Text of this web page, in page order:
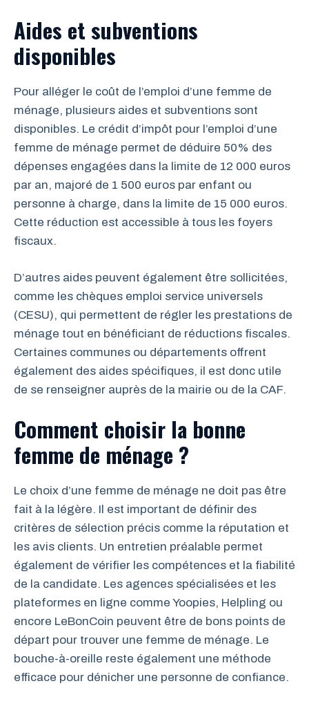
Aides et subventions
disponibles
Pour alléger le coût de l’emploi d’une femme de
ménage, plusieurs aides et subventions sont
disponibles. Le crédit d’impôt pour l’emploi d’une
femme de ménage permet de déduire 50% des
dépenses engagées dans la limite de 12 000 euros
par an, majoré de 1 500 euros par enfant ou
personne à charge, dans la limite de 15 000 euros.
Cette réduction est accessible à tous les foyers
fiscaux.
D’autres aides peuvent également être sollicitées,
comme les chèques emploi service universels
(CESU), qui permettent de régler les prestations de
ménage tout en bénéficiant de réductions fiscales.
Certaines communes ou départements offrent
également des aides spécifiques, il est donc utile
de se renseigner auprès de la mairie ou de la CAF.
Comment choisir la bonne
femme de ménage ?
Le choix d’une femme de ménage ne doit pas être
fait à la légère. Il est important de définir des
critères de sélection précis comme la réputation et
les avis clients. Un entretien préalable permet
également de vérifier les compétences et la fiabilité
de la candidate. Les agences spécialisées et les
plateformes en ligne comme Yoopies, Helpling ou
encore LeBonCoin peuvent être de bons points de
départ pour trouver une femme de ménage. Le
bouche-à-oreille reste également une méthode
efficace pour dénicher une personne de confiance.